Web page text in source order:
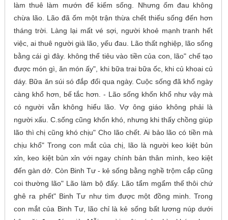
làm thuê làm mướn để kiếm sống. Nhưng ốm đau không
chừa lão. Lão đã ốm một trận thừa chết thiếu sống đến hơn
tháng trời. Làng lại mất vé sợi, người khoẻ mạnh tranh hết
việc, ai thuê người già lão, yếu đau. Lão thất nghiệp, lão sống
bằng cái gì đây. không thể tiêu vào tiền của con, lão" chế tạo
được món gì, ăn món ấy", khi bữa trai bữa ốc, khi củ khoai củ
dáy. Bữa ăn súi só đắp đổi qua ngày. Cuộc sống đã khổ ngày
càng khổ hơn, bế tắc hơn. - Lão sống khốn khổ như vậy mà
có người vẫn không hiểu lão. Vợ ông giáo không phải là
người xấu. C.sống cũng khốn khó, nhưng khi thấy chồng giúp
lão thì chị cũng khó chịu" Cho lão chết. Ai bảo lão có tiền mà
chịu khổ" Trong con mắt của chị, lão là người keo kiệt bủn
xỉn, keo kiệt bủn xỉn với ngay chính bản thân mình, keo kiệt
đến gàn dở. Còn Binh Tư - kẻ sống bằng nghề trộm cắp cũng
coi thường lão" Lão làm bộ đấy. Lão tẩm mgẩm thế thôi chứ
ghê ra phết" Binh Tư như tìm được một đồng minh. Trong
con mắt của Binh Tư, lão chỉ là kẻ sống bất lương núp dưới